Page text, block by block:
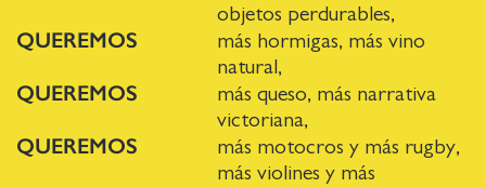
objetos perdurables,
QUEREMOS
más hormigas, más vino
natural,
QUEREMOS
más queso, más narrativa
victoriana,
QUEREMOS
más motocros y más rugby,
más violines y más